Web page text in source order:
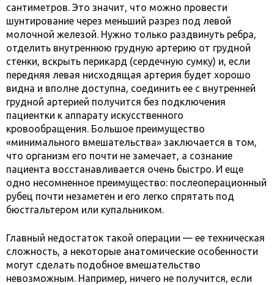
сантиметров. Это значит, что можно провести
шунтирование через меньший разрез под левой
молочной железой. Нужно только раздвинуть ребра,
отделить внутреннюю грудную артерию от грудной
стенки, вскрыть перикард (сердечную сумку) и, если
передняя левая нисходящая артерия будет хорошо
видна и вполне доступна, соединить ее с внутренней
грудной артерией получится без подключения
пациентки к аппарату искусственного
кровообращения. Большое преимущество
«минимального вмешательства» заключается в том,
что организм его почти не замечает, а сознание
пациента восстанавливается очень быстро. И еще
одно несомненное преимущество: послеоперационный
рубец почти незаметен и его легко спрятать под
бюстгальтером или купальником.
Главный недостаток такой операции — ее техническая
сложность, а некоторые анатомические особенности
могут сделать подобное вмешательство
невозможным. Например, ничего не получится, если